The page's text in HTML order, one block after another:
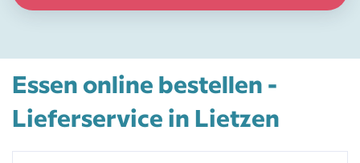
Essen online bestellen -
Lieferservice in Lietzen